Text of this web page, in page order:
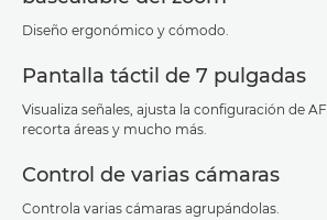
Diseño ergonómico y cómodo.
Pantalla táctil de 7 pulgadas
Visualiza señales, ajusta la configuración de AF,
recorta áreas y mucho más.
Control de varias cámaras
Controla varias cámaras agrupándolas.